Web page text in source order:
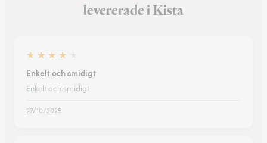
levererade i Kista
★ ★ ★ ★
Enkelt och smidigt
Enkelt och smidigt
27/10/2025